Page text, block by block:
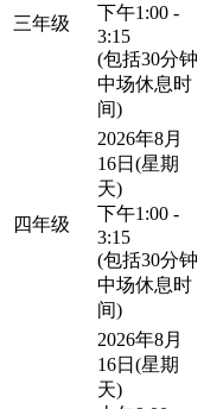
三年级
下午1:00 -
3:15
(包括30分钟
中场休息时
间)
四年级
2026年8月
16日(星期
天)
下午1:00 -
3:15
(包括30分钟
中场休息时
间)
2026年8月
16日(星期
天)